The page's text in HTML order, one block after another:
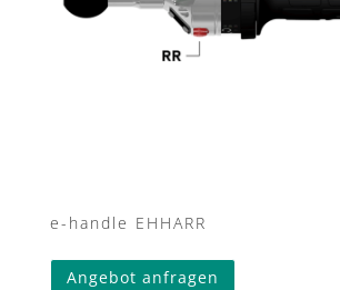
e-handle EHHARR
Angebot anfragen